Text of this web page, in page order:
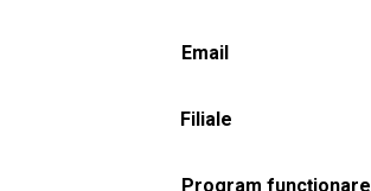
Email
Filiale
Program funcționare